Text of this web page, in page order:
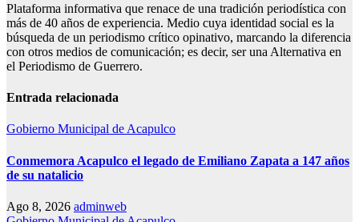
Plataforma informativa que renace de una tradición periodística con
más de 40 años de experiencia. Medio cuya identidad social es la
búsqueda de un periodismo crítico opinativo, marcando la diferencia
con otros medios de comunicación; es decir, ser una Alternativa en
el Periodismo de Guerrero.
Entrada relacionada
Gobierno Municipal de Acapulco
Conmemora Acapulco el legado de Emiliano Zapata a 147 años
de su natalicio
Ago 8, 2026 adminweb